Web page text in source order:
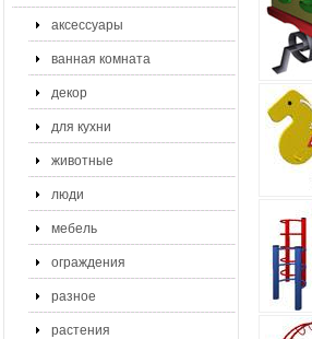
аксессуары
ванная комната
декор
для кухни
животные
люди
мебель
ограждения
разное
растения